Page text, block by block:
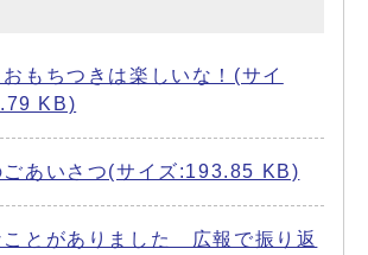
もちつきは楽しいな！(サイ
KB)
ごあいさつ(サイズ:193.85 KB)
ことがありました 広報で振り返